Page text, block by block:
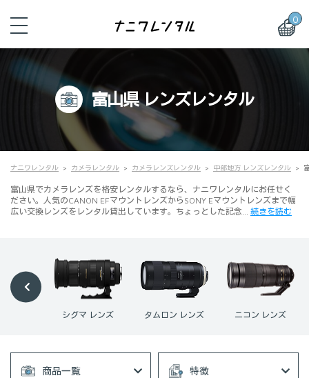
0
富山県 レンズレンタル
ナニワレンタル カメラレンタル カメラレンズレンタル 中部地方 レンズレンタル
富山県でカメラレンズを格安レンタルするなら、ナニワレンタルにお任せく
ださい。人気のCANON EFマウントレンズからSONY Eマウントレンズまで幅
広い交換レンズをレンタル貸出しています。ちょっとした記念… 続きを読む
シグマ レンズ タムロン レンズ ニコン レンズ
商品一覧 特徴